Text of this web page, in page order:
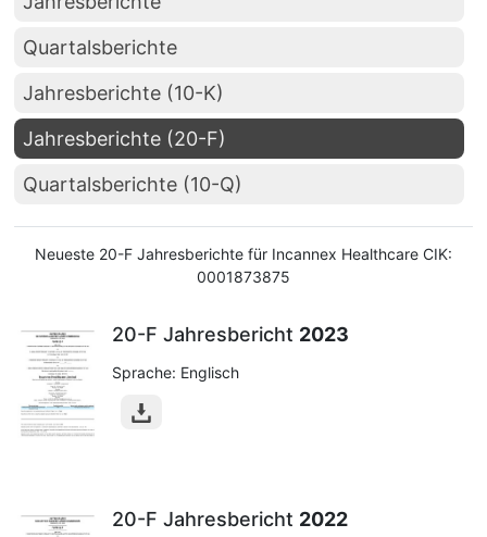
Quartalsberichte
Jahresberichte (10-K)
Jahresberichte (20-F)
Quartalsberichte (10-Q)
Neueste 20-F Jahresberichte für Incannex Healthcare CIK:
0001873875
20-F Jahresbericht 2023
Sprache: Englisch
20-F Jahresbericht 2022